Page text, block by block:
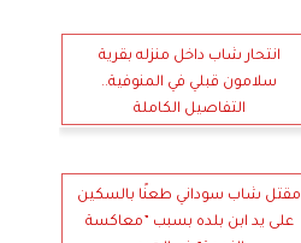
انتحار شاب داخل منزله بقرية
سلامون قبلي في المنوفية..
التفاصيل الكاملة
مقتل شاب سوداني طعنًا بالسكين
على يد ابن بلده بسبب ”معاكسة